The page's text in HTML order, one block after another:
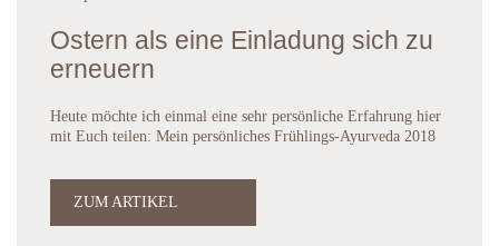
Ostern als eine Einladung sich zu
erneuern
Heute möchte ich einmal eine sehr persönliche Erfahrung hier
mit Euch teilen: Mein persönliches Frühlings-Ayurveda 2018
ZUM ARTIKEL